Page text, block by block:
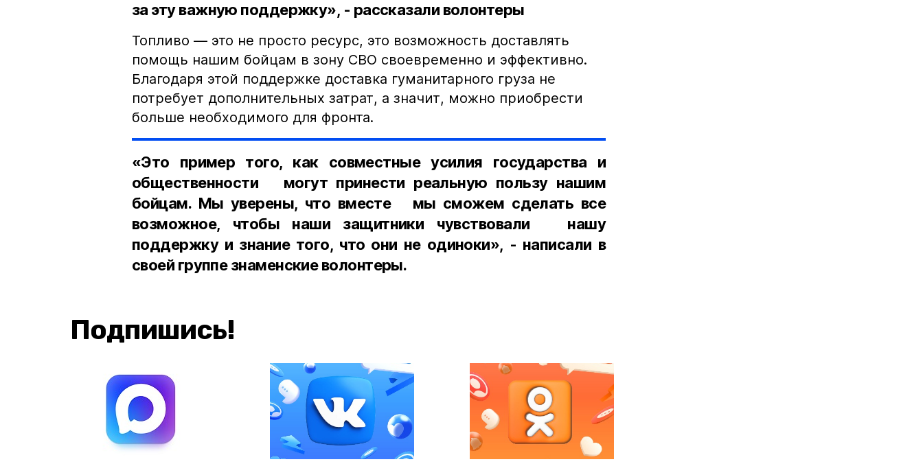
за эту важную поддержку», - рассказали волонтеры
Топливо — это не просто ресурс, это возможность доставлять
помощь нашим бойцам в зону СВО своевременно и эффективно.
Благодаря этой поддержке доставка гуманитарного груза не
потребует дополнительных затрат, а значит, можно приобрести
больше необходимого для фронта.
«Это пример того, как совместные усилия государства и
общественности могут принести реальную пользу нашим
бойцам. Мы уверены, что вместе мы сможем сделать все
возможное, чтобы наши защитники чувствовали нашу
поддержку и знание того, что они не одиноки», - написали в
своей группе знаменские волонтеры.
Подпишись!